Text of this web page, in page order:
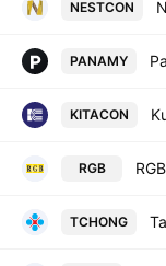
NESTCON
PANAMY
KITACON
RGB
TCHONG